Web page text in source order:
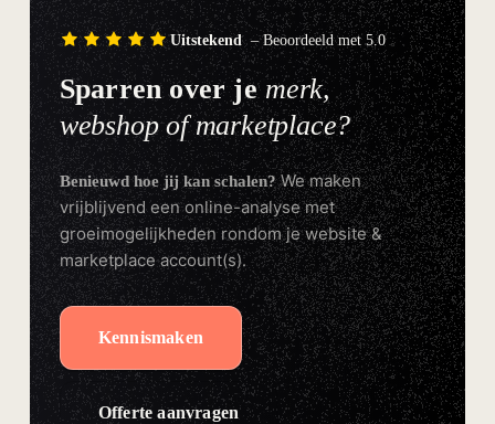
Uitstekend– Beoordeeld met 5.0
Sparren over jemerk,
webshop of marketplace?
Benieuwd hoe jij kan schalen?We maken
vrijblijvend een online-analyse met
groeimogelijkheden rondom je website &
marketplace account(s).
Kennismaken
Offerte aanvragen